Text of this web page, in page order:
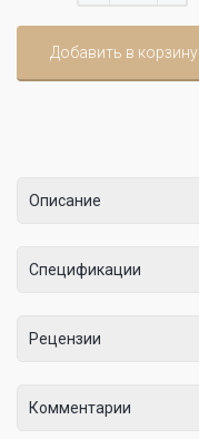
Добавить в корзину
Описание
Спецификации
Рецензии
Комментарии